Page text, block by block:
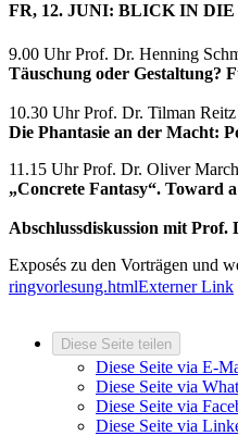
FR, 12. JUNI: BLICK IN DIE
9.00 Uhr Prof. Dr. Henning
Täuschung oder Gestaltung?
10.30 Uhr Prof. Dr. Tilman
Die Phantasie an der Macht:
11.15 Uhr Prof. Dr. Oliver
„Concrete Fantasy“. Toward
Abschlussdiskussion mit
Exposés zu den Vorträgen und
ringvorlesung.htmlExterner Link
Diese Seite teilen
Diese Seite via E-
Diese Seite via
Diese Seite via
Diese Seite via